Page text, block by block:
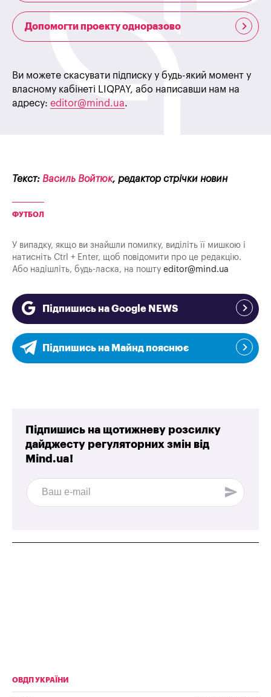
Допомогти проекту одноразово
Ви можете скасувати підписку у будь-який момент у
власному кабінеті LIQPAY, або написавши нам на
адресу: editor@mind.ua.
Текст: Василь Войтюк, редактор стрічки новин
ФУТБОЛ
У випадку, якщо ви знайшли помилку, виділіть її мишкою і
натисніть Ctrl + Enter, щоб повідомити про це редакцію.
Або надішліть, будь-ласка, на пошту editor@mind.ua
Підпишись на Google NEWS
Підпишись на Майнд пояснює
Підпишись на щотижневу розсилку
дайджесту регуляторних змін від
Mind.ua!
ОВДП УКРАЇНИ